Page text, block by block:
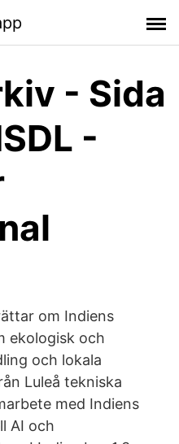
- Sida
-
om Indiens
ekologisk och
och lokala
Luleå tekniska
med Indiens
AI och